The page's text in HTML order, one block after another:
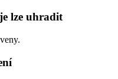
lze uhradit